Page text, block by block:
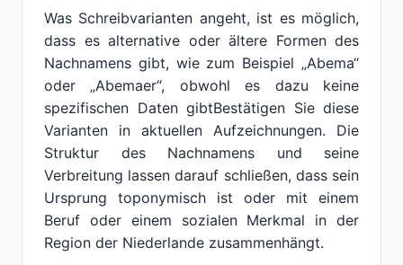
Was Schreibvarianten angeht, ist es möglich,
dass es alternative oder ältere Formen des
Nachnamens gibt, wie zum Beispiel „Abema“
oder „Abemaer“, obwohl es dazu keine
spezifischen Daten gibtBestätigen Sie diese
Varianten in aktuellen Aufzeichnungen. Die
Struktur des Nachnamens und seine
Verbreitung lassen darauf schließen, dass sein
Ursprung toponymisch ist oder mit einem
Beruf oder einem sozialen Merkmal in der
Region der Niederlande zusammenhängt.